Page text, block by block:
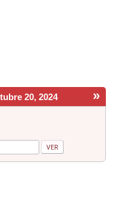
»
20, 2024